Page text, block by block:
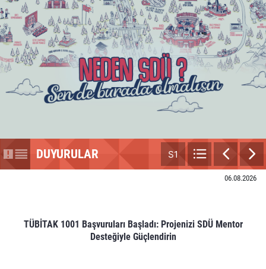
DUYURULAR S1
06.08.2026
TÜBİTAK 1001 Başvuruları Başladı: Projenizi SDÜ Mentor
Desteğiyle Güçlendirin